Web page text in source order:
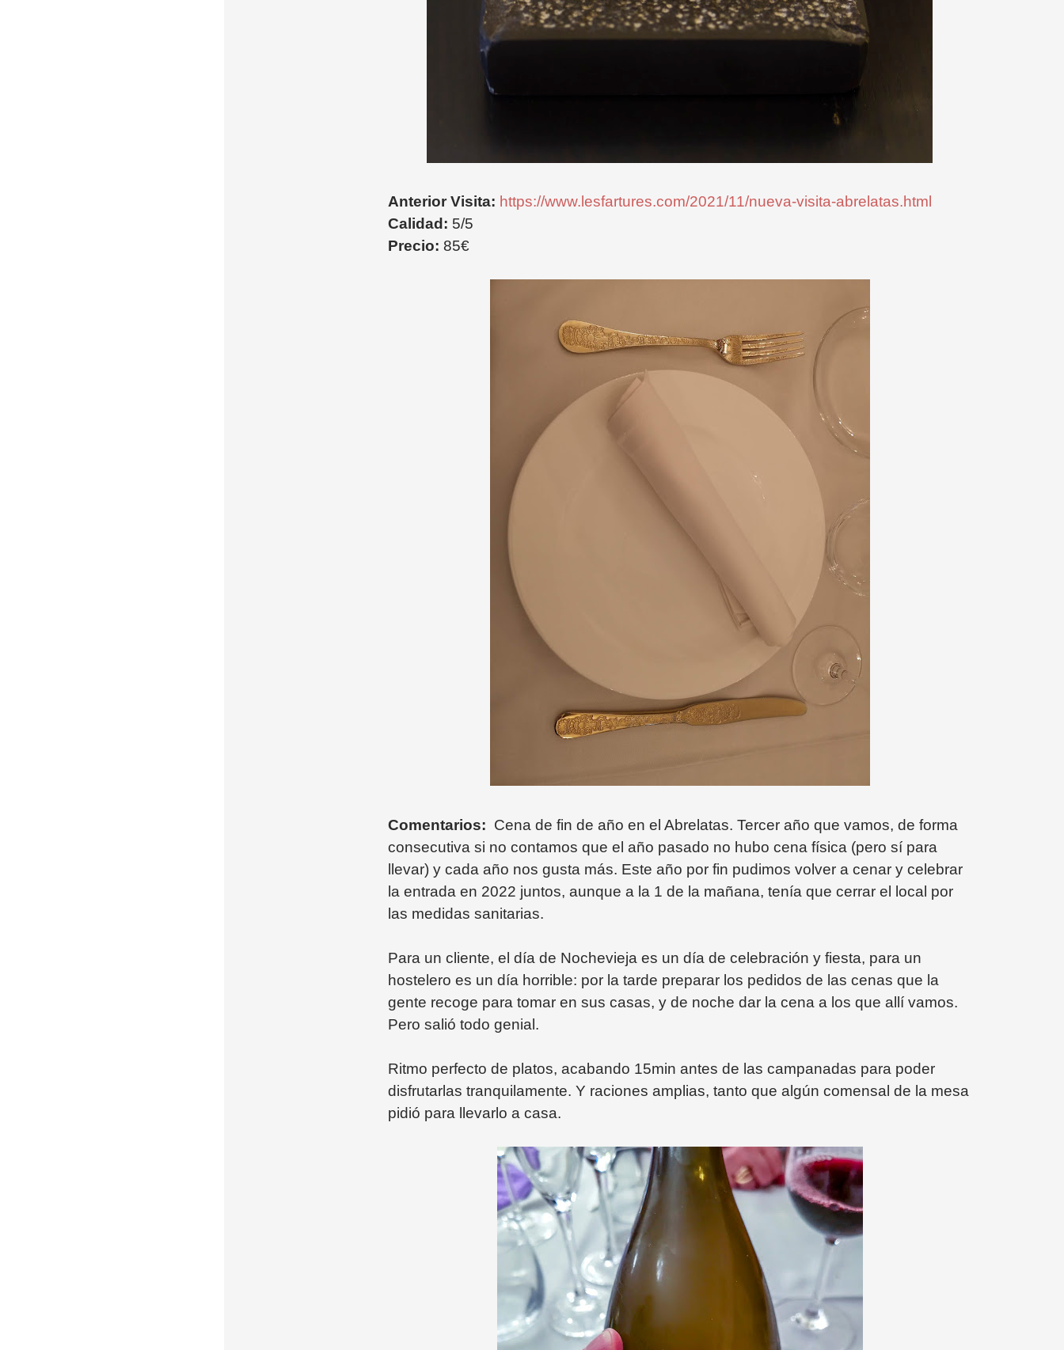
Anterior Visita: https://www.lesfartures.com/2021/11/nueva-visita-abrelatas.html
Calidad: 5/5
Precio: 85€
Comentarios: Cena de fin de año en el Abrelatas. Tercer año que vamos, de forma
consecutiva si no contamos que el año pasado no hubo cena física (pero sí para
llevar) y cada año nos gusta más. Este año por fin pudimos volver a cenar y celebrar
la entrada en 2022 juntos, aunque a la 1 de la mañana, tenía que cerrar el local por
las medidas sanitarias.
Para un cliente, el día de Nochevieja es un día de celebración y fiesta, para un
hostelero es un día horrible: por la tarde preparar los pedidos de las cenas que la
gente recoge para tomar en sus casas, y de noche dar la cena a los que allí vamos.
Pero salió todo genial.
Ritmo perfecto de platos, acabando 15min antes de las campanadas para poder
disfrutarlas tranquilamente. Y raciones amplias, tanto que algún comensal de la mesa
pidió para llevarlo a casa.